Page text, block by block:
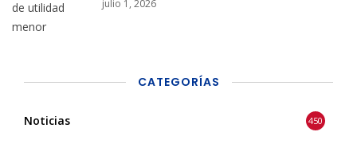
julio 1, 2026
CATEGORÍAS
Noticias 450